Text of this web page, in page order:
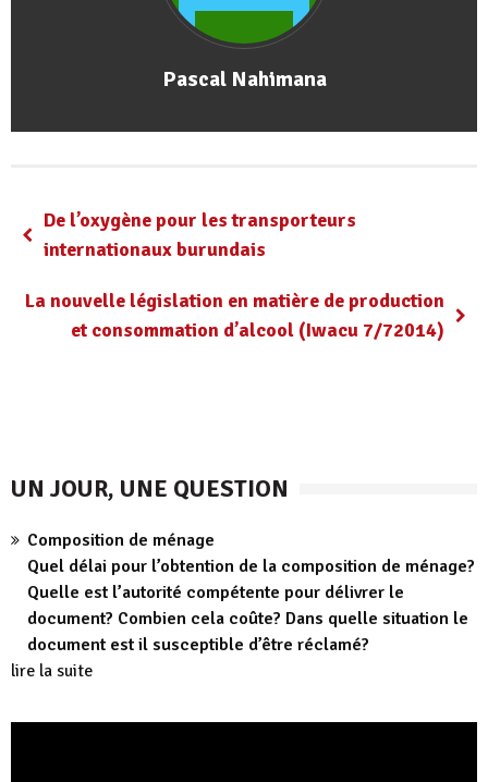
Pascal Nahimana
De l’oxygène pour les transporteurs
internationaux burundais
La nouvelle législation en matière de production
et consommation d’alcool (Iwacu 7/72014)
UN JOUR, UNE QUESTION
Composition de ménage
Quel délai pour l’obtention de la composition de ménage?
Quelle est l’autorité compétente pour délivrer le
document? Combien cela coûte? Dans quelle situation le
document est il susceptible d’être réclamé?
lire la suite